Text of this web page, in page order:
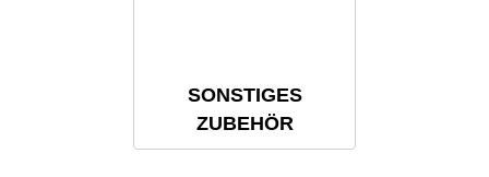
SONSTIGES
ZUBEHÖR